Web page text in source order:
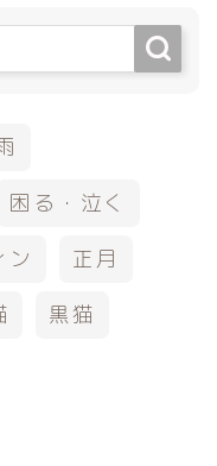
困る・泣く
ン
正月
黒猫